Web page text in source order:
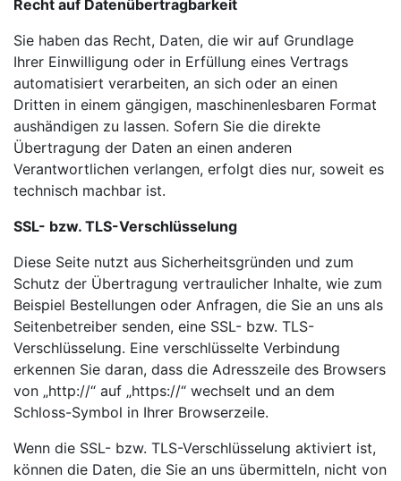
Recht auf Datenübertragbarkeit
Sie haben das Recht, Daten, die wir auf Grundlage
Ihrer Einwilligung oder in Erfüllung eines Vertrags
automatisiert verarbeiten, an sich oder an einen
Dritten in einem gängigen, maschinenlesbaren Format
aushändigen zu lassen. Sofern Sie die direkte
Übertragung der Daten an einen anderen
Verantwortlichen verlangen, erfolgt dies nur, soweit es
technisch machbar ist.
SSL- bzw. TLS-Verschlüsselung
Diese Seite nutzt aus Sicherheitsgründen und zum
Schutz der Übertragung vertraulicher Inhalte, wie zum
Beispiel Bestellungen oder Anfragen, die Sie an uns als
Seitenbetreiber senden, eine SSL- bzw. TLS-
Verschlüsselung. Eine verschlüsselte Verbindung
erkennen Sie daran, dass die Adresszeile des Browsers
von „http://“ auf „https://“ wechselt und an dem
Schloss-Symbol in Ihrer Browserzeile.
Wenn die SSL- bzw. TLS-Verschlüsselung aktiviert ist,
können die Daten, die Sie an uns übermitteln, nicht von